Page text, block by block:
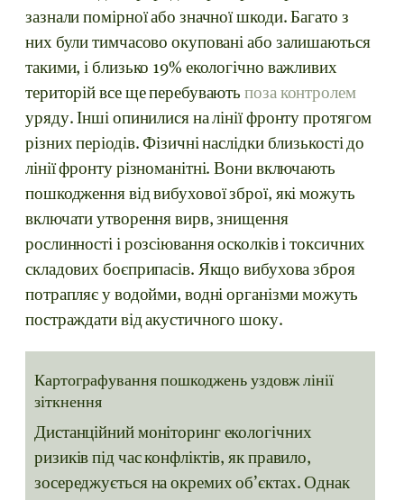
зазнали помірної або значної шкоди. Багато з
них були тимчасово окуповані або залишаються
такими, і близько 19% екологічно важливих
територій все ще перебуваютьпоза контролем
уряду. Інші опинилися на лінії фронту протягом
різних періодів. Фізичні наслідки близькості до
лінії фронту різноманітні. Вони включають
пошкодження від вибухової зброї, які можуть
включати утворення вирв, знищення
рослинності і розсіювання осколків і токсичних
складових боєприпасів. Якщо вибухова зброя
потрапляє у водойми, водні організми можуть
постраждати від акустичного шоку.
Картографування пошкоджень уздовж лінії
зіткнення
Дистанційний моніторинг екологічних
ризиків під час конфліктів, як правило,
зосереджується на окремих об’єктах. Однак